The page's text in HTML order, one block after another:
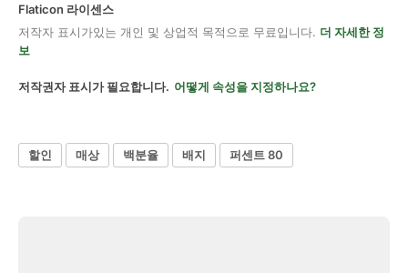
Flaticon 라이센스
저작자 표시가있는 개인 및 상업적 목적으로 무료입니다. 더 자세한 정
보
저작권자 표시가 필요합니다. 어떻게 속성을 지정하나요?
할인 매상 백분율 배지 퍼센트 80